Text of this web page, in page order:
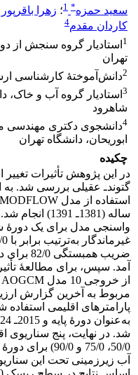
سعید حمزه*
1؛ زهرا
کاردان مقدم4
1
تهران
2دانش‌آموختۀ کارشناسی
3 استادیار گروه آب و
شاهرود
4دانشجوی دکتری مهندسی
ابوریحان، دانشگاه تهران
چکیده
در این پژوهش تأثیرات تغییر
گتوندـ عقیلی بررسی شد. به
واسنجی مدل برای یک دورۀ
ضریب
آمد. سپس، برای مطالعۀ
50/0، 75/0 و
آب زیرزمینی تحت این